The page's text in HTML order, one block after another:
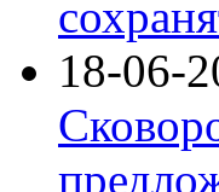
18-06-